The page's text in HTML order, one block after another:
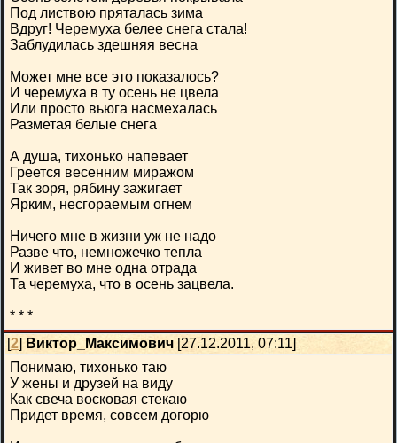
Под листвою пряталась зима
Вдруг! Черемуха белее снега стала!
Заблудилась здешняя весна
Может мне все это показалось?
И черемуха в ту осень не цвела
Или просто вьюга насмехалась
Разметая белые снега
А душа, тихонько напевает
Греется весенним миражом
Так зоря, рябину зажигает
Ярким, несгораемым огнем
Ничего мне в жизни уж не надо
Разве что, немножечко тепла
И живет во мне одна отрада
Та черемуха, что в осень зацвела.
* * *
[2] Виктор_Максимович [27.12.2011, 07:11]
Понимаю, тихонько таю
У жены и друзей на виду
Как свеча восковая стекаю
Придет время, совсем догорю